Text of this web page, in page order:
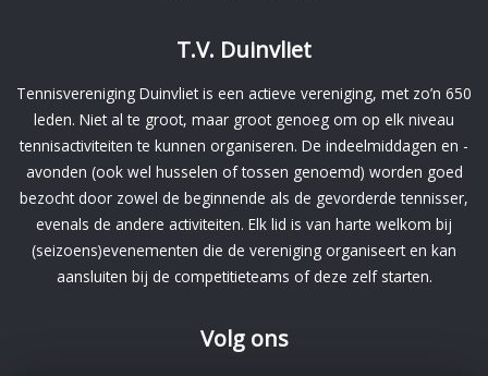
T.V. Duinvliet
Tennisvereniging Duinvliet is een actieve vereniging, met zo’n 650
leden. Niet al te groot, maar groot genoeg om op elk niveau
tennisactiviteiten te kunnen organiseren. De indeelmiddagen en -
avonden (ook wel husselen of tossen genoemd) worden goed
bezocht door zowel de beginnende als de gevorderde tennisser,
evenals de andere activiteiten. Elk lid is van harte welkom bij
(seizoens)evenementen die de vereniging organiseert en kan
aansluiten bij de competitieteams of deze zelf starten.
Volg ons